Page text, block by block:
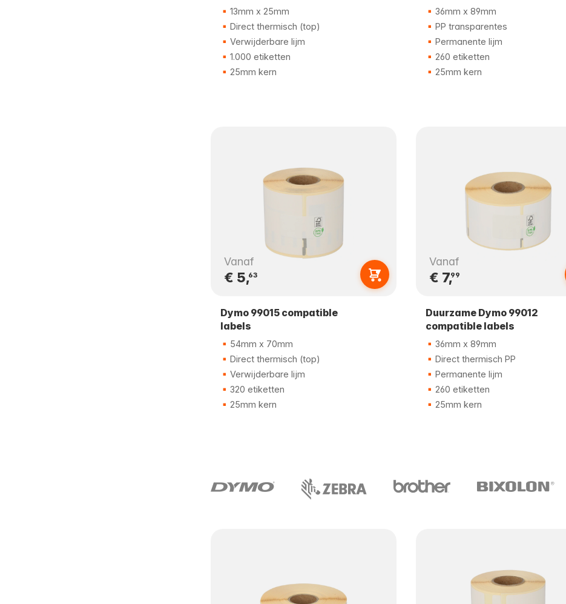
13mm x 25mm
Direct thermisch (top)
Verwijderbare lijm
1.000 etiketten
25mm kern
36mm x 89mm
PP transparentes
Permanente lijm
260 etiketten
25mm kern
Vanaf
€ 5,63
Dymo 99015 compatible
labels
54mm x 70mm
Direct thermisch (top)
Verwijderbare lijm
320 etiketten
25mm kern
Vanaf
€ 7,99
Duurzame Dymo 99012
compatible labels
36mm x 89mm
Direct thermisch PP
Permanente lijm
260 etiketten
25mm kern